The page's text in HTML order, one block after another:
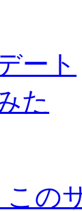
ート
た
この